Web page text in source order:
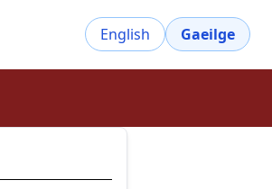
English Gaeilge